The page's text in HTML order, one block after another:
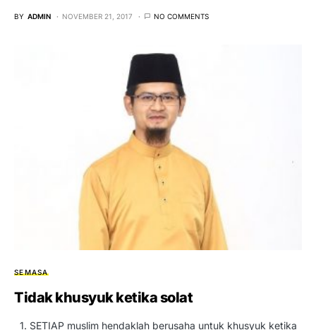
BY ADMIN NOVEMBER 21, 2017 NO COMMENTS
SEMASA
Tidak khusyuk ketika solat
1. SETIAP muslim hendaklah berusaha untuk khusyuk ketika